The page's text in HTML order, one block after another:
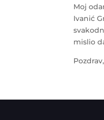
Moj
Ivanić
mislio